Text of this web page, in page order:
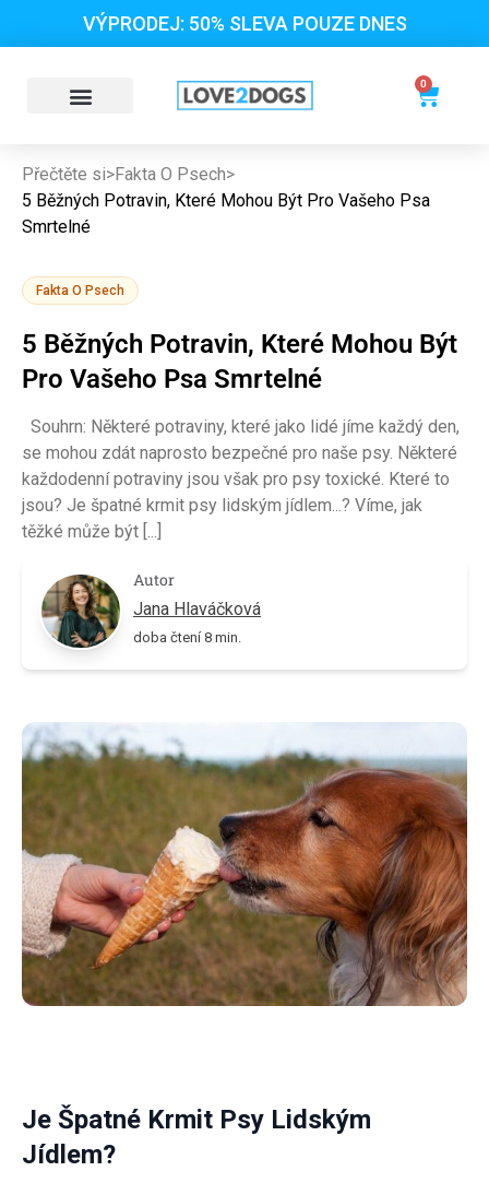
VÝPRODEJ: 50% SLEVA POUZE DNES
0
Přečtěte si>Fakta O Psech>
5 Běžných Potravin, Které Mohou Být Pro Vašeho Psa
Smrtelné
Fakta O Psech
5 Běžných Potravin, Které Mohou Být
Pro Vašeho Psa Smrtelné
Souhrn: Některé potraviny, které jako lidé jíme každý den,
se mohou zdát naprosto bezpečné pro naše psy. Některé
každodenní potraviny jsou však pro psy toxické. Které to
jsou? Je špatné krmit psy lidským jídlem...? Víme, jak
těžké může být [...]
Autor
Jana Hlaváčková
doba čtení 8 min.
Je Špatné Krmit Psy Lidským
Jídlem?